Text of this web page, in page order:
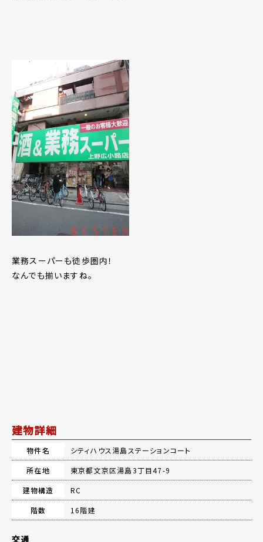
業務スーパーも徒歩圏内！
なんでも揃いますね。
建物詳細
物件名
シティハウス湯島ステーションコート
所在地
東京都文京区湯島3丁目47-9
建物構造
RC
階数
16階建
交通